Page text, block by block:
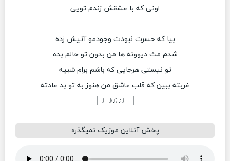
اونی که با عشقش زندم تویی
بیا که حسرت نبودت وجودمو آتیش زده
شدم مث دیوونه ها من بدون تو حالم بده
تو نیستی هرجایی که باشم برام شبیه
غربته ببین که قلب عاشق من هنوز به تو بد عادته
──┤ ♩♪♫♪♩ ├──
پخش آنلاین موزیک نمیگذره